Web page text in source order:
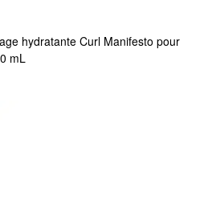
hydratante Curl Manifesto pour
mL